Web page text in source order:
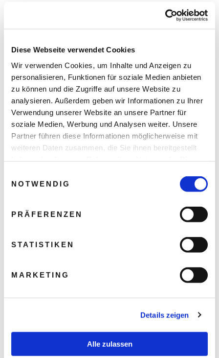
Diese Webseite verwendet Cookies
Wir verwenden Cookies, um Inhalte und Anzeigen zu
personalisieren, Funktionen für soziale Medien anbieten
zu können und die Zugriffe auf unsere Website zu
analysieren. Außerdem geben wir Informationen zu Ihrer
Verwendung unserer Website an unsere Partner für
soziale Medien, Werbung und Analysen weiter. Unsere
Partner führen diese Informationen möglicherweise mit
weiteren Daten zusammen, die Sie ihnen bereitgestellt
NOTWENDIG
PRÄFERENZEN
STATISTIKEN
MARKETING
Details zeigen
Alle zulassen